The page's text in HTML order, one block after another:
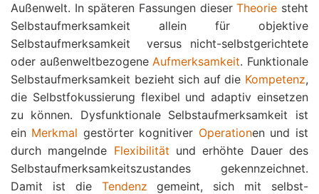
Außenwelt. In späteren Fassungen dieserTheorie steht
Selbstaufmerksamkeit allein für objektive
Selbstaufmerksamkeit  versus nicht-selbstgerichtete
oder außenweltbezogeneAufmerksamkeit. Funktionale
Selbstaufmerksamkeit bezieht sich auf die Kompetenz,
die Selbstfokussierung flexibel und adaptiv einsetzen
zu können. Dysfunktionale Selbstaufmerksamkeit ist
ein Merkmal gestörter kognitiver Operationen und ist
durch mangelnde Flexibilität und erhöhte Dauer des
Selbstaufmerksamkeitszustandes gekennzeichnet.
Damit ist die Tendenz gemeint, sich mit selbst-